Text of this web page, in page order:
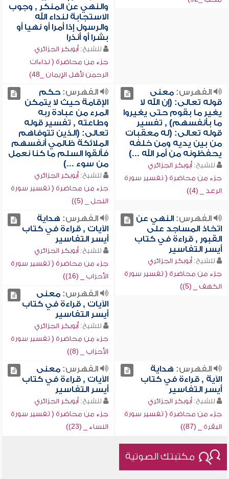
والنهي عن المنكر , وجوب
الاستجابة لنداء الله
والرسول إذا أمرا أو نهيا أو
بشرا أو أنذرا
للشيخ: أبوبكر الجزائري
جزء من محاضرة ( نداءات
الرحمن لأهل الإيمان _48)
الفهرس:معنى
قوله تعالى: (إن الله لا
يغير ما بقوم حتى يغيروا
ما بأنفسهم) , تفسير
قوله تعالى: (له معقبات
من بين يديه ومن خلفه
يحفظونه من أمر الله ...)
للشيخ: أبوبكر الجزائري
جزء من محاضرة ( تفسير سورة
الرعد _ (4))
الفهرس:حكم
الإقامة حيث لا يتمكن
المرء من عبادة ربه
وطاعته , تفسير قوله
تعالى: (الذين تتوفاهم
الملائكة ظالمي أنفسهم
فألقوا السلم ما كنا نعمل
من سوء ...)
للشيخ: أبوبكر الجزائري
جزء من محاضرة ( تفسير سورة
النحل _ (5))
الفهرس:النهي عن
اتخاذ المساجد على
القبور , قراءة في كتاب
أيسر التفاسير
للشيخ: أبوبكر الجزائري
جزء من محاضرة ( تفسير سورة
الكهف _ (5))
الفهرس: هداية
الآيات , قراءة في كتاب
أيسر التفاسير
للشيخ: أبوبكر الجزائري
جزء من محاضرة ( تفسير سورة
الأحزاب _ (16))
الفهرس:معنى
الآيات , قراءة في كتاب
أيسر التفاسير
للشيخ: أبوبكر الجزائري
جزء من محاضرة ( تفسير سورة
الأحزاب _ (8))
الفهرس: هداية
الآية , قراءة في كتاب
أيسر التفاسير
للشيخ: أبوبكر الجزائري
جزء من محاضرة ( تفسير سورة
البقرة _ (87))
الفهرس:معنى
الآيات , قراءة في كتاب
أيسر التفاسير
للشيخ: أبوبكر الجزائري
جزء من محاضرة ( تفسير سورة
النساء _ (23))
مكتبتك الصوتية